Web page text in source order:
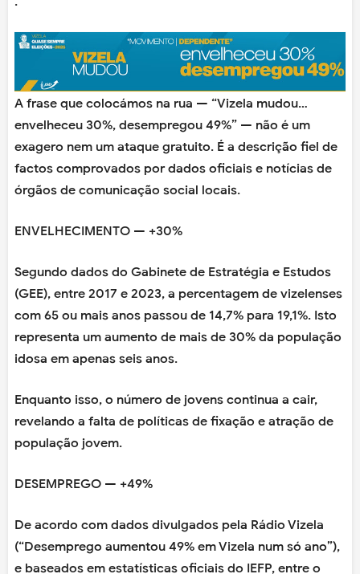
A frase que colocámos na rua — “Vizela mudou…
envelheceu 30%, desempregou 49%” — não é um
exagero nem um ataque gratuito. É a descrição fiel de
factos comprovados por dados oficiais e notícias de
órgãos de comunicação social locais.
ENVELHECIMENTO — +30%
Segundo dados do Gabinete de Estratégia e Estudos
(GEE), entre 2017 e 2023, a percentagem de vizelenses
com 65 ou mais anos passou de 14,7% para 19,1%. Isto
representa um aumento de mais de 30% da população
idosa em apenas seis anos.
Enquanto isso, o número de jovens continua a cair,
revelando a falta de políticas de fixação e atração de
população jovem.
DESEMPREGO — +49%
De acordo com dados divulgados pela Rádio Vizela
(“Desemprego aumentou 49% em Vizela num só ano”),
e baseados em estatísticas oficiais do IEFP, entre o